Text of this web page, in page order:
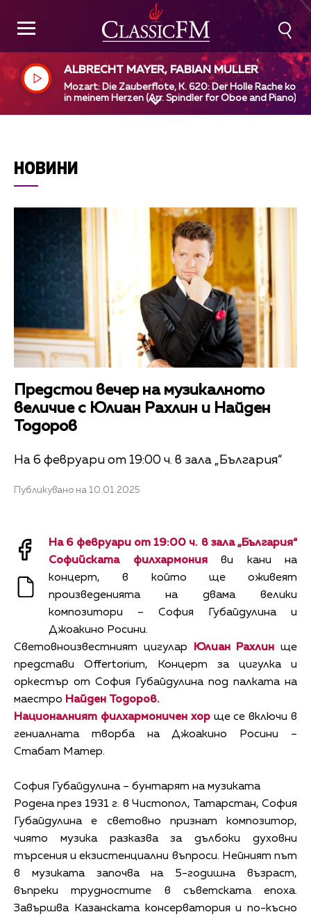
ALBRECHT MAYER, FABIAN MULLER
Mozart: Die Zauberflote, K. 620: Der Holle Rache kocht
in meinem Herzen (Arr. Spindler for Oboe and Piano)
НОВИНИ
Предстои вечер на музикалното
величие с Юлиан Рахлин и Найден
Тодоров
На 6 февруари от 19:00 ч. в зала „България“
Публикувано на 10.01.2025
На 6 февруари от 19:00 ч. в зала „България“
Софийската филхармонияви кани на
концерт, в който ще оживеят
произведенията на двама велики
композитори – София Губайдулина и
Джоакино Росини.
Световноизвестният цигулар
Юлиан Рахлин ще
представи Offertorium, Концерт за цигулка и
оркестър от София Губайдулина под палката на
маестро Найден Тодоров.
Националният филхармоничен хорще се включи в
гениалната творба на Джоакино Росини –
Стабат Матер.
София Губайдулина – бунтарят на музиката
Родена през 1931 г. в Чистопол, Татарстан, София
Губайдулина е световно признат композитор,
чиято музика разказва за дълбоки духовни
търсения и екзистенциални въпроси. Нейният път
в музиката започва на 5-годишна възраст,
въпреки трудностите в съветската епоха.
Завършва Казанската консерватория и по-късно